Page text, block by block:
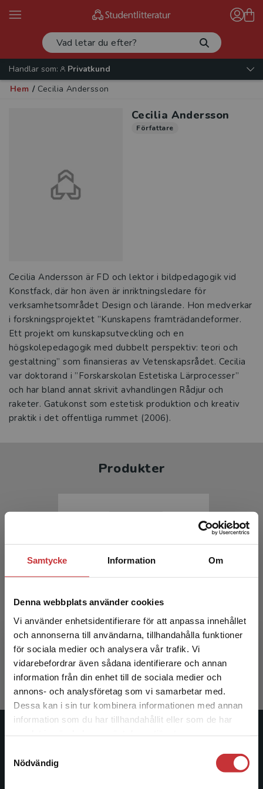
Samtycke Information Om
Denna webbplats använder cookies
Vi använder enhetsidentifierare för att anpassa innehållet
och annonserna till användarna, tillhandahålla funktioner
för sociala medier och analysera vår trafik. Vi
vidarebefordrar även sådana identifierare och annan
information från din enhet till de sociala medier och
annons- och analysföretag som vi samarbetar med.
Dessa kan i sin tur kombinera informationen med annan
information som du har tillhandahållit eller som de har
Nödvändig
Begränsad fraktregion
Det verkar som att du besöker
studentlitteratur.se via en enhet utanför Sverige.
Vi erbjuder inte leveranser utanför Sverige. För
att kunna slutföra ett köp måste
Handlar som:
Privatkund
Hem / Cecilia Andersson
Cecilia Andersson
Författare
Cecilia Andersson är FD och lektor i bildpedagogik vid
Konstfack, där hon även är inriktningsledare för
verksamhetsområdet Design och lärande. Hon medverkar
i forskningsprojektet ”Kunskapens framträdandeformer.
Ett projekt om kunskapsutveckling och en
högskolepedagogik med dubbelt perspektiv: teori och
gestaltning” som finansieras av Vetenskapsrådet. Cecilia
var doktorand i ”Forskarskolan Estetiska Lärprocesser”
och har bland annat skrivit avhandlingen Rådjur och
raketer. Gatukonst som estetisk produktion och kreativ
praktik i det offentliga rummet (2006).
Produkter
Estetiska lärprocesser
Lindstrand, F - Selander, S (red.)
inkl. moms
Exkl. moms: 332 kr
Studentlitteratur
Studentlitteratur grundades 1963 och är idag Sveriges